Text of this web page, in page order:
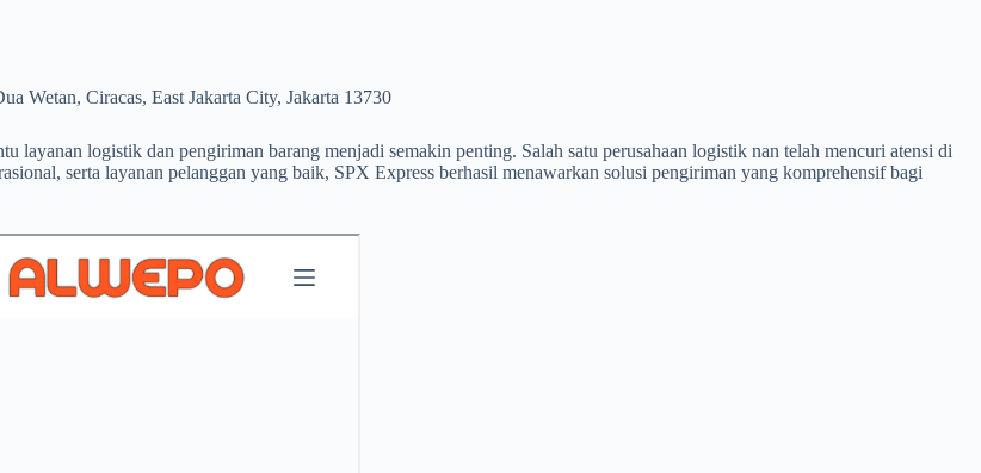
Wetan, Ciracas, East Jakarta City, Jakarta 13730
layanan logistik dan pengiriman barang menjadi semakin penting. Salah satu perusahaan logistik nan telah mencuri atensi di
serta layanan pelanggan yang baik, SPX Express berhasil menawarkan solusi pengiriman yang komprehensif bagi